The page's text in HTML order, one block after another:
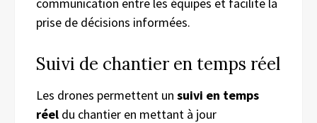
prise de décisions informées.
Suivi de chantier en temps réel
Les drones permettent un suivi en temps
réel du chantier en mettant à jour